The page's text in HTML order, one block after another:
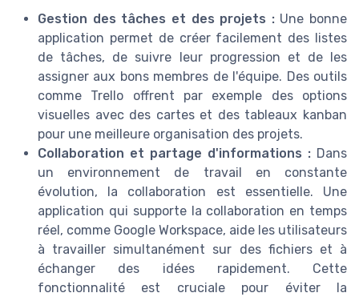
Gestion des tâches et des projets :Une bonne
application permet de créer facilement des listes
de tâches, de suivre leur progression et de les
assigner aux bons membres de l'équipe. Des outils
comme Trello offrent par exemple des options
visuelles avec des cartes et des tableaux kanban
pour une meilleure organisation des projets.
Collaboration et partage d'informations : Dans
un environnement de travail en constante
évolution, la collaboration est essentielle. Une
application qui supporte la collaboration en temps
réel, comme Google Workspace, aide les utilisateurs
à travailler simultanément sur des fichiers et à
échanger des idées rapidement. Cette
fonctionnalité est cruciale pour éviter la